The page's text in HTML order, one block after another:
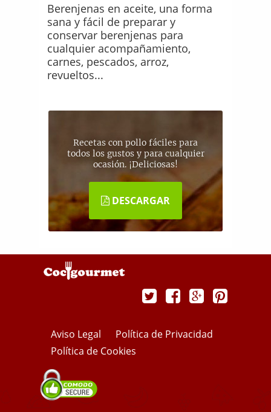
Berenjenas en aceite, una forma
sana y fácil de preparar y
conservar berenjenas para
cualquier acompañamiento,
carnes, pescados, arroz,
revueltos...
Recetas con pollo fáciles para
todos los gustos y para cualquier
ocasión. ¡Deliciosas!
DESCARGAR
Aviso Legal
Política de Privacidad
Política de Cookies